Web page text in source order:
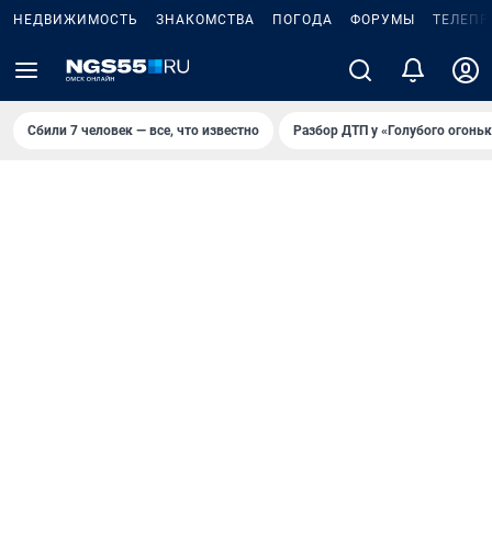
НЕДВИЖИМОСТЬ ЗНАКОМСТВА ПОГОДА ФОРУМЫ
Сбили 7 человек — все, что известно Разбор ДТП у «Голубого